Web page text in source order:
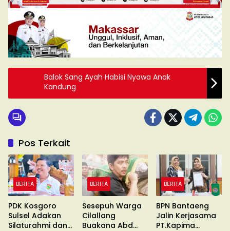
Balok Sang Ayah Habisi Nyawa Anak
Kandung
Pos Terkait
BERITA
PDK Kosgoro
Sulsel Adakan
Silaturahmi dan
BERITA
Sesepuh Warga
Cilallang
Buakana Abd
BERITA
BPN Bantaeng
Jalin Kerjasama
PT.Kapima